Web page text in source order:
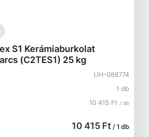
S1 Kerámiaburkolat
(C2TES1) 25 kg
UH-088774
1 db
10 415 Ft / db
10 415 Ft / 1 db